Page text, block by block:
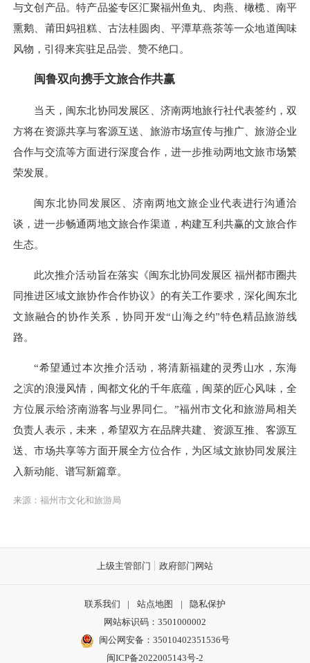
与文创产品。特产品鉴专区汇聚福州鱼丸、肉燕、橄榄、南平
熏鹅、莆田妈祖糕、古法桂圆肉、平潭草燕茶等一众地道闽味
风物，引得来宾驻足品尝、赞不绝口。
闽鲁双向携手文旅合作共赢
当天，闽东北协同发展区、济南两地旅行社代表签约，双
方将在资源共享与客源互送、旅游市场宣传与推广、旅游企业
合作与交流等方面进行深度合作，进一步推动两地文旅市场繁
荣发展。
闽东北协同发展区、济南两地文旅企业代表进行沟通洽
谈，进一步畅通两地文旅合作渠道，构建互利共赢的文旅合作
生态。
此次推介活动旨在落实《闽东北协同发展区 福州都市圈共
同推进区域文旅协作合作协议》的有关工作要求，深化闽东北
文旅融合的协作关系，协同开发“山海之约”特色精品旅游线
路。
“希望通过本次推介活动，将清新福建的灵秀山水，东海
之滨的浪漫风情，闽都文化的千年底蕴，闽菜的匠心风味，全
方位展示给济南游客与业界同仁。”福州市文化和旅游局相关
负责人表示，未来，希望双方在品牌共建、资源互推、客源互
送、市场共享等方面开展全方位合作，为区域文旅协同发展注
入新动能、谱写新篇章。
来源：福州市文化和旅游局
上级主管部门 政府部门网站
联系我们 | 站点地图 |
隐私保护
网站标识码：3501000002
闽公网安备：35010402351536号
闽ICP备2022005143号-2